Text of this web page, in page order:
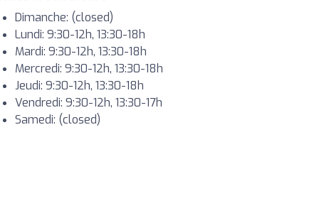
Dimanche: (closed)
Lundi: 9:30-12h, 13:30-18h
Mardi: 9:30-12h, 13:30-18h
Mercredi: 9:30-12h, 13:30-18h
Jeudi: 9:30-12h, 13:30-18h
Vendredi: 9:30-12h, 13:30-17h
Samedi: (closed)